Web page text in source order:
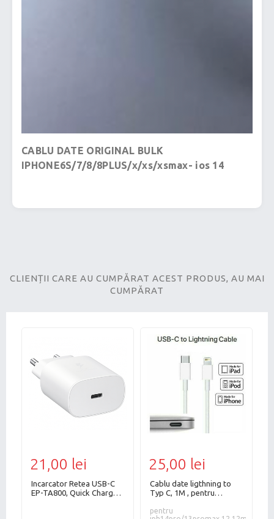
CABLU DATE ORIGINAL BULK
IPHONE6S/7/8/8PLUS/x/xs/xsmax- ios 14
CLIENȚII CARE AU CUMPĂRAT ACEST PRODUS, AU MAI
CUMPĂRAT
21,00 lei
Incarcator Retea USB-C
EP-TA800, Quick Charge,
25,00 lei
Cablu date ligthning to
Typ C, 1M , pentru
max, 11/BLSTR
pentru